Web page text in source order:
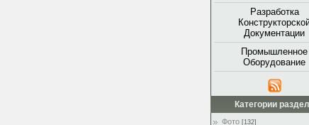
Разработка
Документации
Промышленное
Оборудование
Категории
Фото [132]